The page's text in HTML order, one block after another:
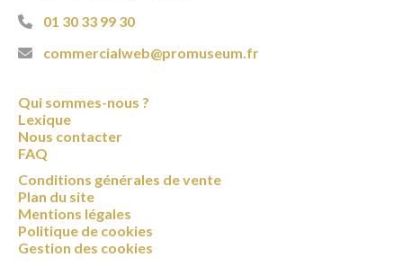
01 30 33 99 30
commercialweb@promuseum.fr
Qui sommes-nous ?
Lexique
Nous contacter
FAQ
Conditions générales de vente
Plan du site
Mentions légales
Politique de cookies
Gestion des cookies